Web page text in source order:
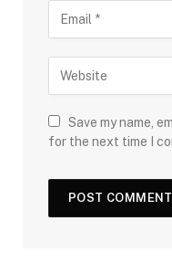
Save my name,
for the next time I